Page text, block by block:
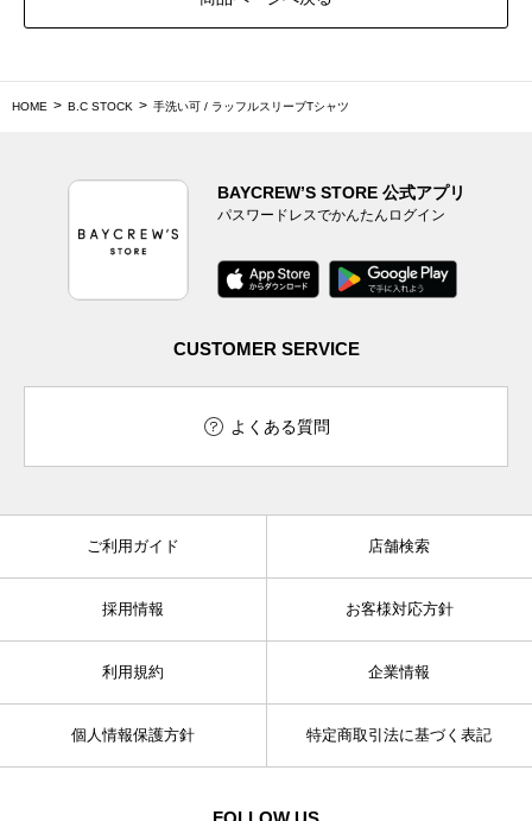
HOME B.C STOCK 手洗い可 / ラッフルスリーブTシャツ
BAYCREW’S STORE 公式アプリ
パスワードレスでかんたんログイン
CUSTOMER SERVICE
よくある質問
ご利用ガイド 店舗検索
採用情報 お客様対応方針
利用規約 企業情報
個人情報保護方針 特定商取引法に基づく表記